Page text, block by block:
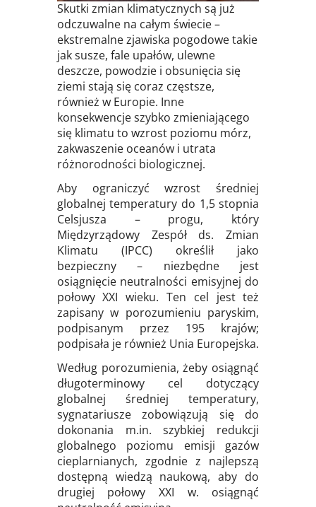
Skutki zmian klimatycznych są już
odczuwalne na całym świecie –
ekstremalne zjawiska pogodowe takie
jak susze, fale upałów, ulewne
deszcze, powodzie i obsunięcia się
ziemi stają się coraz częstsze,
również w Europie. Inne
konsekwencje szybko zmieniającego
się klimatu to wzrost poziomu mórz,
zakwaszenie oceanów i utrata
różnorodności biologicznej.
Aby ograniczyć wzrost średniej
globalnej temperatury do 1,5 stopnia
Celsjusza – progu, który
Międzyrządowy Zespół ds. Zmian
Klimatu (IPCC) określił jako
bezpieczny – niezbędne jest
osiągnięcie neutralności emisyjnej do
połowy XXI wieku. Ten cel jest też
zapisany w porozumieniu paryskim,
podpisanym przez 195 krajów;
podpisała je również Unia Europejska.
Według porozumienia, żeby osiągnąć
długoterminowy cel dotyczący
globalnej średniej temperatury,
sygnatariusze zobowiązują się do
dokonania m.in. szybkiej redukcji
globalnego poziomu emisji gazów
cieplarnianych, zgodnie z najlepszą
dostępną wiedzą naukową, aby do
drugiej połowy XXI w. osiągnąć